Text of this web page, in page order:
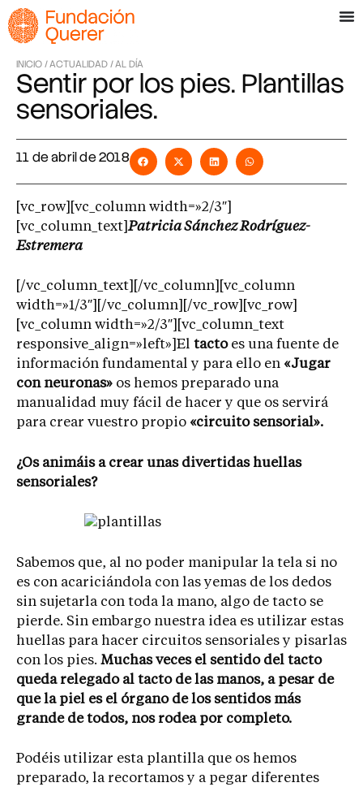
INICIO /ACTUALIDAD /AL DÍA
Sentir por los pies. Plantillas
sensoriales.
11 de abril de 2018
[vc_row][vc_column width=»2/3″]
[vc_column_text]Patricia Sánchez Rodríguez-
Estremera
[/vc_column_text][/vc_column][vc_column
width=»1/3″][/vc_column][/vc_row][vc_row]
[vc_column width=»2/3″][vc_column_text
responsive_align=»left»]El tactoes una fuente de
información fundamental y para ello en «Jugar
con neuronas» os hemos preparado una
manualidad muy fácil de hacer y que os servirá
para crear vuestro propio «circuito sensorial».
¿Os animáis a crear unas divertidas huellas
sensoriales?
Sabemos que, al no poder manipular la tela si no
es con acariciándola con las yemas de los dedos
sin sujetarla con toda la mano, algo de tacto se
pierde. Sin embargo nuestra idea es utilizar estas
huellas para hacer circuitos sensoriales y pisarlas
con los pies. Muchas veces el sentido del tacto
queda relegado al tacto de las manos, a pesar de
que la piel es el órgano de los sentidos más
grande de todos, nos rodea por completo.
Podéis utilizar esta plantilla que os hemos
preparado, la recortamos y a pegar diferentes